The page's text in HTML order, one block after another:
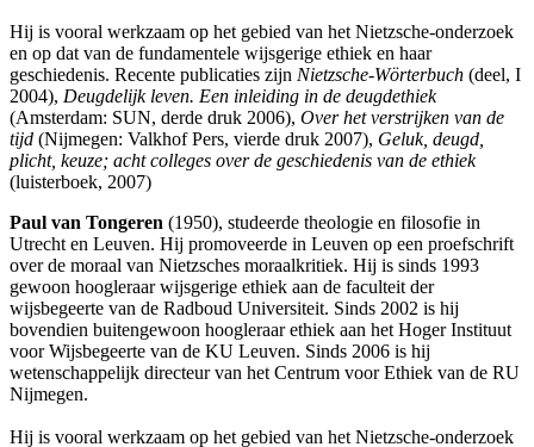
Hij is vooral werkzaam op het gebied van het Nietzsche-onderzoek
en op dat van de fundamentele wijsgerige ethiek en haar
geschiedenis. Recente publicaties zijn Nietzsche-Wörterbuch (deel, I
2004), Deugdelijk leven. Een inleiding in de deugdethiek
(Amsterdam: SUN, derde druk 2006), Over het verstrijken van de
tijd (Nijmegen: Valkhof Pers, vierde druk 2007), Geluk, deugd,
plicht, keuze; acht colleges over de geschiedenis van de ethiek
(luisterboek, 2007)
Paul van Tongeren (1950), studeerde theologie en filosofie in
Utrecht en Leuven. Hij promoveerde in Leuven op een proefschrift
over de moraal van Nietzsches moraalkritiek. Hij is sinds 1993
gewoon hoogleraar wijsgerige ethiek aan de faculteit der
wijsbegeerte van de Radboud Universiteit. Sinds 2002 is hij
bovendien buitengewoon hoogleraar ethiek aan het Hoger Instituut
voor Wijsbegeerte van de KU Leuven. Sinds 2006 is hij
wetenschappelijk directeur van het Centrum voor Ethiek van de RU
Nijmegen.
Hij is vooral werkzaam op het gebied van het Nietzsche-onderzoek